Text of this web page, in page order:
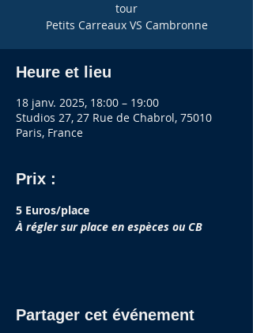
tour
Petits Carreaux VS Cambronne
Heure et lieu
18 janv. 2025, 18:00 – 19:00
Studios 27, 27 Rue de Chabrol, 75010
Paris, France
Prix :
5 Euros/place
À régler sur place en espèces ou CB
Partager cet événement